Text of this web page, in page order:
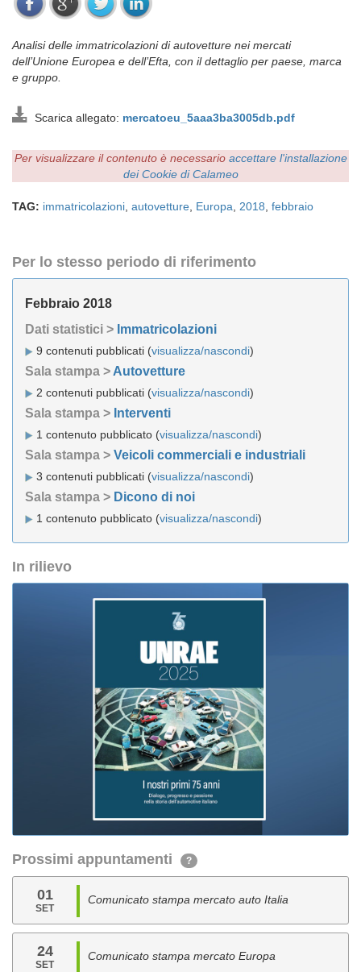
Analisi delle immatricolazioni di autovetture nei mercati
dell’Unione Europea e dell’Efta, con il dettaglio per paese, marca
e gruppo.
Scarica allegato: mercatoeu_5aaa3ba3005db.pdf
Per visualizzare il contenuto è necessario accettare l'installazione
dei Cookie di Calameo
TAG: immatricolazioni autovetture Europa 2018 febbraio
Per lo stesso periodo di riferimento
Febbraio 2018
Dati statistici > Immatricolazioni
9 contenuti pubblicati (visualizza/nascondi)
Sala stampa > Autovetture
2 contenuti pubblicati (visualizza/nascondi)
Sala stampa > Interventi
1 contenuto pubblicato (visualizza/nascondi)
Sala stampa > Veicoli commerciali e industriali
3 contenuti pubblicati (visualizza/nascondi)
Sala stampa > Dicono di noi
1 contenuto pubblicato (visualizza/nascondi)
In rilievo
Prossimi appuntamenti ?
01
SET
Comunicato stampa mercato auto Italia
24
SET
Comunicato stampa mercato Europa